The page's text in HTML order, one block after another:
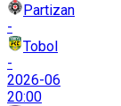
Partizan
-
Tobol
-
2026-06
20:00